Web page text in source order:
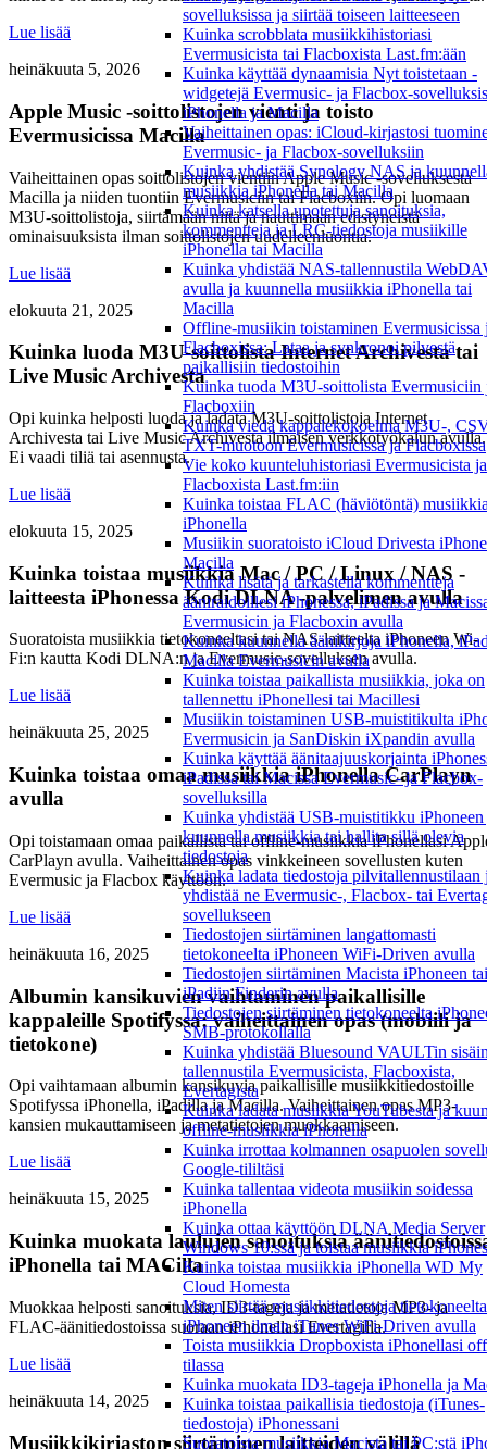
sovelluksissa ja siirtää toiseen laitteeseen
Kuinka scrobblata musiikkihistoriasi
Evermusicista tai Flacboxista Last.fm:ään
Kuinka käyttää dynaamisia Nyt toistetaan -
widgetejä Evermusic- ja Flacbox-
iPhonella ja Macilla
Vaiheittainen opas: iCloud-kirjastosi
Evermusic- ja Flacbox-sovelluksiin
Kuinka yhdistää Synology NAS ja
musiikkia iPhonella tai Macilla
Kuinka katsella upotettuja sanoituksia,
kommentteja ja LRC-tiedostoja musiikille
iPhonella tai Macilla
Kuinka yhdistää NAS-tallennustila
avulla ja kuunnella musiikkia iPhonella tai
Macilla
Offline-musiikin toistaminen Evermusicissa
Flacboxissa: Lataa ja synkronoi pilvestä
paikallisiin tiedostoihin
Kuinka tuoda M3U-soittolista Evermusiciin
Flacboxiin
Kuinka viedä kappalekokoelma M3U-,
TXT-muotoon Evermusicissa ja Flacboxissa
Vie koko kuunteluhistoriasi Evermusicista ja
Flacboxista Last.fm:iin
Kuinka toistaa FLAC (häviötöntä)
iPhonella
Musiikin suoratoisto iCloud Drivesta
Macilla
Kuinka lisätä ja tarkastella kommentteja
ääniraidoillesi iPhonessa, iPadissa ja
Evermusicin ja Flacboxin avulla
Kuinka kuunnella äänikirjoja iPhonella,
Macilla Evermusicin avulla
Kuinka toistaa paikallista musiikkia, joka on
tallennettu iPhonellesi tai Macillesi
Musiikin toistaminen USB-muistitikulta
Evermusicin ja SanDiskin iXpandin avulla
Kuinka käyttää äänitaajuuskorjainta
iPadissa tai Macissa Evermusic- ja Flacbox-
sovelluksilla
Kuinka yhdistää USB-muistitikku iPhoneen
kuunnella musiikkia tai hallita sillä olevia
tiedostoja
Kuinka ladata tiedostoja pilvitallennustilaan
yhdistää ne Evermusic-, Flacbox- tai
sovellukseen
Tiedostojen siirtäminen langattomasti
tietokoneelta iPhoneen WiFi-Driven avulla
Tiedostojen siirtäminen Macista iPhoneen tai
iPadiin Finderin avulla
Tiedostojen siirtäminen tietokoneelta
SMB-protokollalla
Kuinka yhdistää Bluesound VAULTin
tallennustila Evermusicista, Flacboxista,
Evertagista
Kuinka ladata musiikkia YouTubesta ja
offline-musiikkia iPhonella
Kuinka irrottaa kolmannen osapuolen
Google-tililtäsi
Kuinka tallentaa videota musiikin soidessa
iPhonella
Kuinka ottaa käyttöön DLNA Media Server
Windows 10:ssä ja toistaa musiikkia
Kuinka toistaa musiikkia iPhonella WD My
Cloud Homesta
Miten siirtää musiikkitiedostoja tietokoneelta
iPhoneen ilman iTunes WiFi-Driven avulla
Toista musiikkia Dropboxista iPhonellasi
tilassa
Kuinka muokata ID3-tageja iPhonella ja
Kuinka toistaa paikallisia tiedostoja (iTunes-
tiedostoja) iPhonessani
Suoratoista musiikkia Macista tai PC:stä
Lue lisää
heinäkuuta 5, 2026
Apple Music -soittolistojen vienti ja toisto
Evermusicissa Macilla
Vaiheittainen opas soittolistojen vientiin Apple Music -sovelluksesta
Macilla ja niiden tuontiin Evermusiciin tai Flacboxiin. Opi luomaan
M3U-soittolistoja, siirtämään niitä ja nauttimaan edistyneistä
ominaisuuksista ilman soittolistojen uudelleenluontia.
Lue lisää
elokuuta 21, 2025
Kuinka luoda M3U-soittolista Internet Archivesta tai
Live Music Archivesta
Opi kuinka helposti luoda ja ladata M3U-soittolistoja Internet
Archivesta tai Live Music Archivesta ilmaisen verkkotyökalun avulla.
Ei vaadi tiliä tai asennusta.
Lue lisää
elokuuta 15, 2025
Kuinka toistaa musiikkia Mac / PC / Linux / NAS -
laitteesta iPhonessa Kodi DLNA -palvelimen avulla
Suoratoista musiikkia tietokoneeltasi tai NAS-laitteelta iPhoneen Wi-
Fi:n kautta Kodi DLNA:n ja Evermusic-sovelluksen avulla.
Lue lisää
heinäkuuta 25, 2025
Kuinka toistaa omaa musiikkia iPhonella CarPlayn
avulla
Opi toistamaan omaa paikallista tai offline-musiikkia iPhonellasi
CarPlayn avulla. Vaiheittainen opas vinkkeineen sovellusten kuten
Evermusic ja Flacbox käyttöön.
Lue lisää
heinäkuuta 16, 2025
Albumin kansikuvien vaihtaminen paikallisille
kappaleille Spotifyssa: vaiheittainen opas (mobiili ja
tietokone)
Opi vaihtamaan albumin kansikuvia paikallisille musiikkitiedostoille
Spotifyssa iPhonella, iPadilla ja Macilla. Vaiheittainen opas MP3-
kansien mukauttamiseen ja metatietojen muokkaamiseen.
Lue lisää
heinäkuuta 15, 2025
Kuinka muokata laulujen sanoituksia
iPhonella tai MACilla
Muokkaa helposti sanoituksia, ID3-tageja ja metatietoja MP3- ja
FLAC-äänitiedostoissa suoraan iPhonellasi Evertagilla.
Lue lisää
heinäkuuta 14, 2025
Musiikkikirjaston siirtäminen laitteiden välillä